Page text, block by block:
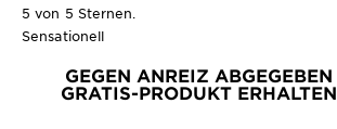
5 von 5 Sternen.
Sensationell
GEGEN ANREIZ ABGEGEBEN
GRATIS-PRODUKT ERHALTEN